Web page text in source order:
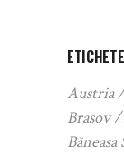
ETICHETE
Austria
Brasov